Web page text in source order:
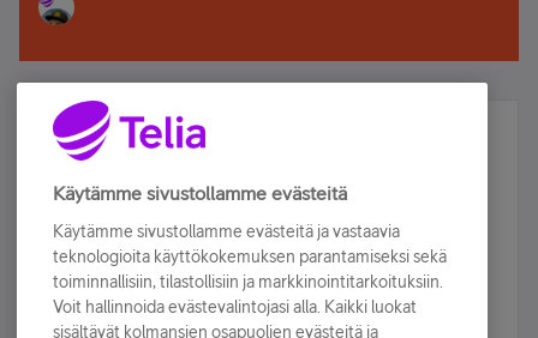
Älä jää paitsi – osallistu ja voita!
Tilaa Telian uutiskirje ja olet mukana arvonnassa.
sähköpostiisi.
Tilaa nyt
Käytämme sivustollamme evästeitä
Käytämme sivustollamme evästeitä ja vastaavia
teknologioita käyttökokemuksen parantamiseksi sekä
toiminnallisiin, tilastollisiin ja markkinointitarkoituksiin.
Voit hallinnoida evästevalintojasi alla. Kaikki luokat
sisältävät kolmansien osapuolien evästeitä ja